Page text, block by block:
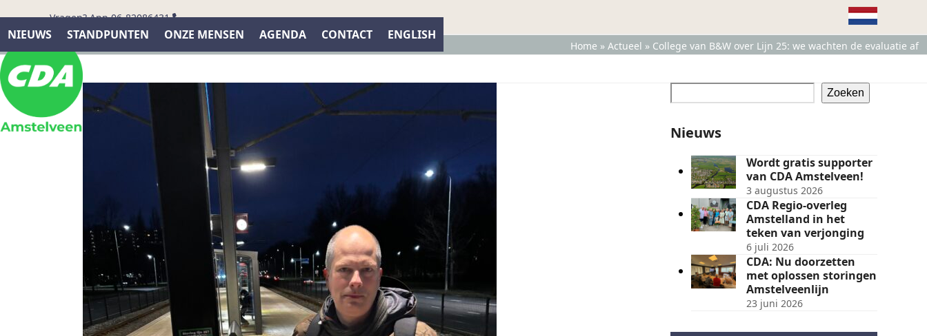
content
Vragen? App 06-82086431
NIEUWS STANDPUNTEN ONZE MENSEN AGENDA CONTACT ENGLISH
Home » Actueel » College van B&W over Lijn 25: we wachten de evaluatie af
Zoeken
Nieuws
Wordt gratis supporter
van CDA Amstelveen!
3 augustus 2026
CDA Regio-overleg
Amstelland in het
teken van verjonging
6 juli 2026
CDA: Nu doorzetten
met oplossen storingen
Amstelveenlijn
23 juni 2026